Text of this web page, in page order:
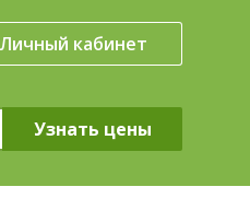
Личный кабинет